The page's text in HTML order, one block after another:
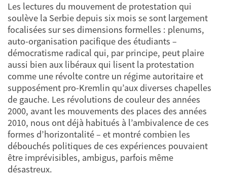
Les lectures du mouvement de protestation qui
soulève la Serbie depuis six mois se sont largement
focalisées sur ses dimensions formelles : plenums,
auto-organisation pacifique des étudiants –
démocratisme radical qui, par principe, peut plaire
aussi bien aux libéraux qui lisent la protestation
comme une révolte contre un régime autoritaire et
supposément pro-Kremlin qu’aux diverses chapelles
de gauche. Les révolutions de couleur des années
2000, avant les mouvements des places des années
2010, nous ont déjà habitués à l’ambivalence de ces
formes d’horizontalité – et montré combien les
débouchés politiques de ces expériences pouvaient
être imprévisibles, ambigus, parfois même
désastreux.